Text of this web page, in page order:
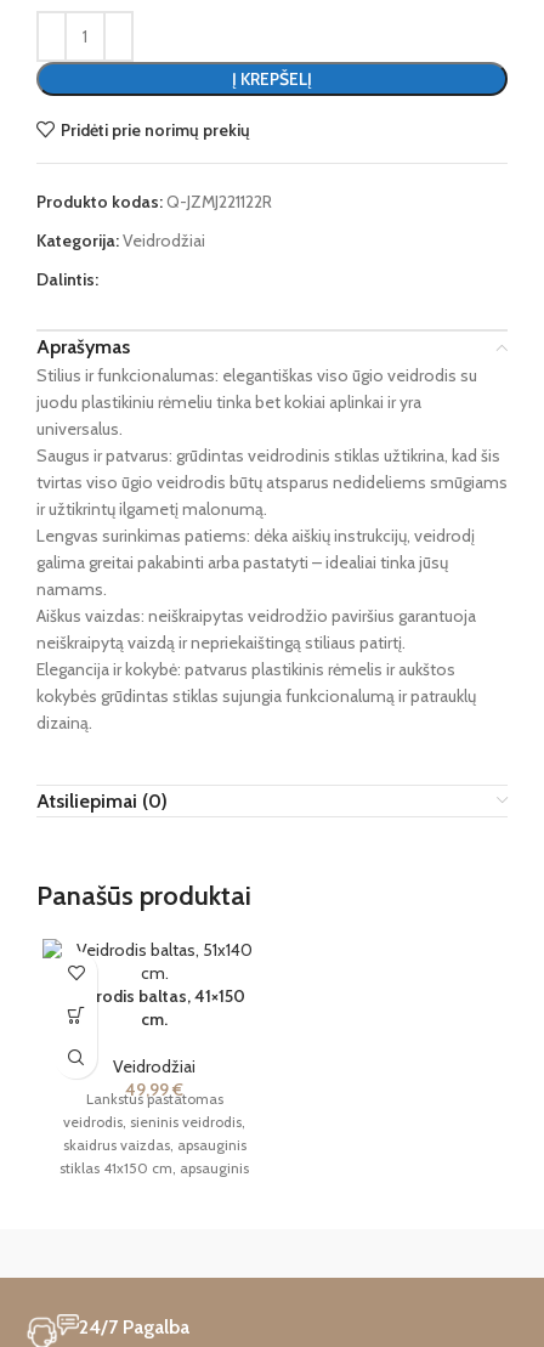
Į KREPŠELĮ
Pridėti prie norimų prekių
Produkto kodas:Q-JZMJ221122R
Kategorija:Veidrodžiai
Dalintis:
Aprašymas
Stilius ir funkcionalumas: elegantiškas viso ūgio veidrodis su
juodu plastikiniu rėmeliu tinka bet kokiai aplinkai ir yra
universalus.
Saugus ir patvarus: grūdintas veidrodinis stiklas užtikrina, kad šis
tvirtas viso ūgio veidrodis būtų atsparus nedideliems smūgiams
ir užtikrintų ilgametį malonumą.
Lengvas surinkimas patiems: dėka aiškių instrukcijų, veidrodį
galima greitai pakabinti arba pastatyti – idealiai tinka jūsų
namams.
Aiškus vaizdas: neiškraipytas veidrodžio paviršius garantuoja
neiškraipytą vaizdą ir nepriekaištingą stiliaus patirtį.
Elegancija ir kokybė: patvarus plastikinis rėmelis ir aukštos
kokybės grūdintas stiklas sujungia funkcionalumą ir patrauklų
dizainą.
Atsiliepimai (0)
Panašūs produktai
Veidrodis baltas, 41×150
cm.
Veidrodžiai
49,99€
Lankstus pastatomas
veidrodis, sieninis veidrodis,
skaidrus vaizdas, apsauginis
stiklas 41x150 cm, apsauginis
DIENOS.
24/7 Pagalba